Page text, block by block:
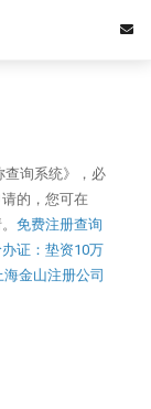
查询系统》，必
的，您可在
免费注册查询
证：垫资10万
海金山注册公司